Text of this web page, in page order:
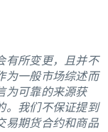
有所变更，且并不
为一般市场综述而
为可靠的来源获
。我们不保证提到
易期货合约和商品